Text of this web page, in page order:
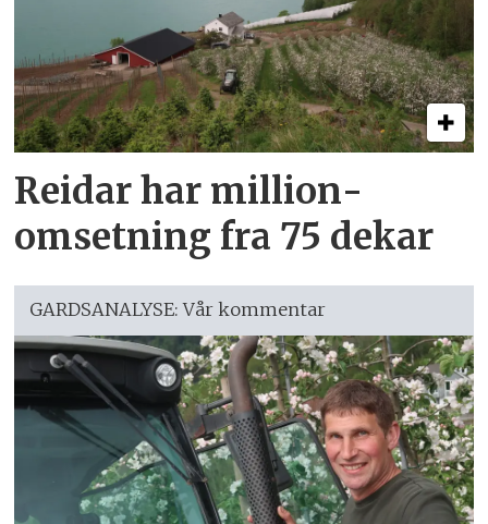
Reidar har million­
omsetning fra 75 dekar
GARDSANALYSE: Vår kommentar